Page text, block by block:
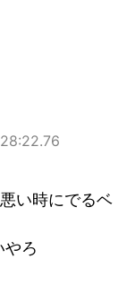
い時にでるベ
やろ